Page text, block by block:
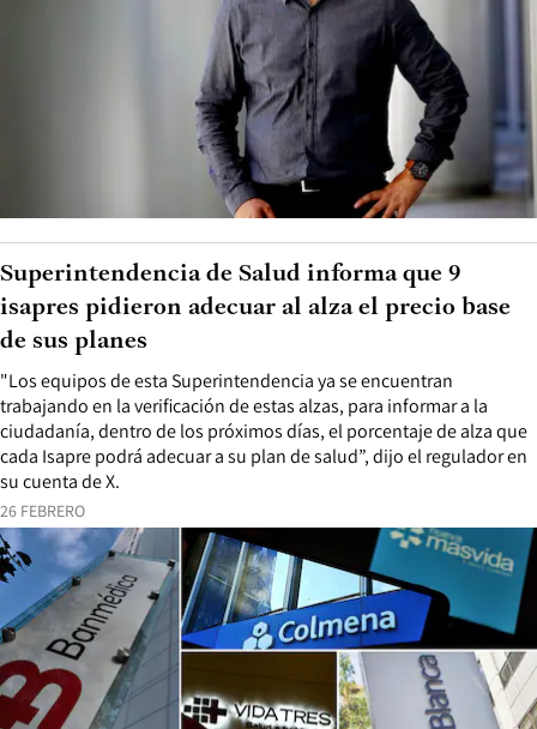
26 FEBRERO
"Los equipos de esta Superintendencia ya se encuentran
trabajando en la verificación de estas alzas, para informar a la
ciudadanía, dentro de los próximos días, el porcentaje de alza que
cada Isapre podrá adecuar a su plan de salud”, dijo el regulador en
su cuenta de X.
Superintendencia de Salud informa que 9
isapres pidieron adecuar al alza el precio base
de sus planes